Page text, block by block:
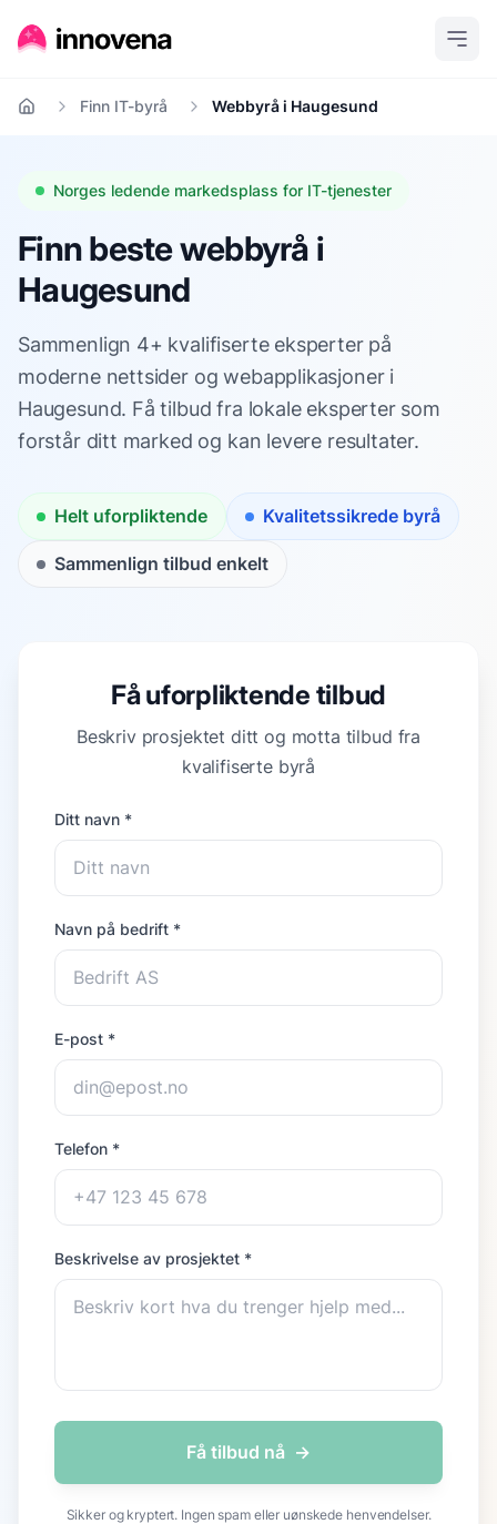
Hjem Finn IT-byrå Webbyrå i Haugesund
Norges ledende markedsplass for IT-tjenester
Finn beste webbyrå i
Haugesund
Sammenlign 4+ kvalifiserte eksperter på
moderne nettsider og webapplikasjoner i
Haugesund. Få tilbud fra lokale eksperter som
forstår ditt marked og kan levere resultater.
Helt uforpliktende Kvalitetssikrede byrå
Sammenlign tilbud enkelt
Få uforpliktende tilbud
Beskriv prosjektet ditt og motta tilbud fra
kvalifiserte byrå
Ditt navn *
Navn på bedrift *
E-post *
Telefon *
Beskrivelse av prosjektet *
Få tilbud nå →
Sikker og kryptert. Ingen spam eller uønskede henvendelser.